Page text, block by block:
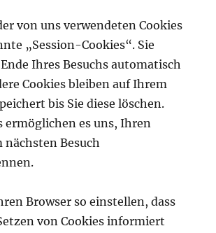
von uns verwendeten Cookies
„Session-Cookies“. Sie
Ihres Besuchs automatisch
Cookies bleiben auf Ihrem
bis Sie diese löschen.
ermöglichen es uns, Ihren
nächsten Besuch
Browser so einstellen, dass
von Cookies informiert